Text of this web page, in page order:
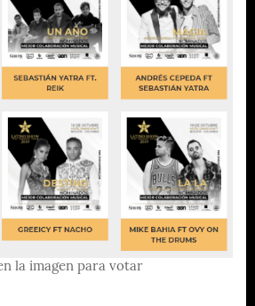
la imagen para votar